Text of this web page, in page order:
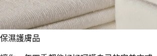
保濕護膚品